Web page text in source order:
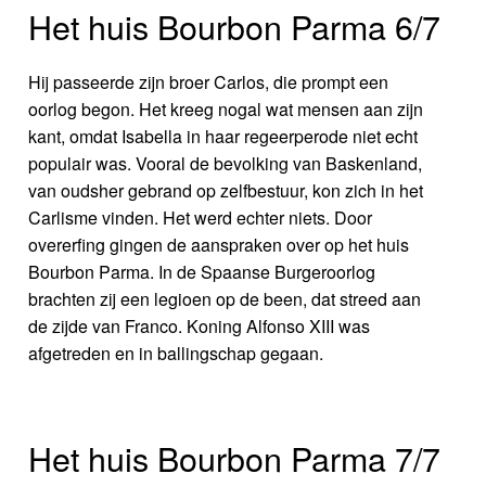
Het huis Bourbon Parma 6/7
Hij passeerde zijn broer Carlos, die prompt een
oorlog begon. Het kreeg nogal wat mensen aan zijn
kant, omdat Isabella in haar regeerperode niet echt
populair was. Vooral de bevolking van Baskenland,
van oudsher gebrand op zelfbestuur, kon zich in het
Carlisme vinden. Het werd echter niets. Door
overerfing gingen de aanspraken over op het huis
Bourbon Parma. In de Spaanse Burgeroorlog
brachten zij een legioen op de been, dat streed aan
de zijde van Franco. Koning Alfonso XIII was
afgetreden en in ballingschap gegaan.
Het huis Bourbon Parma 7/7